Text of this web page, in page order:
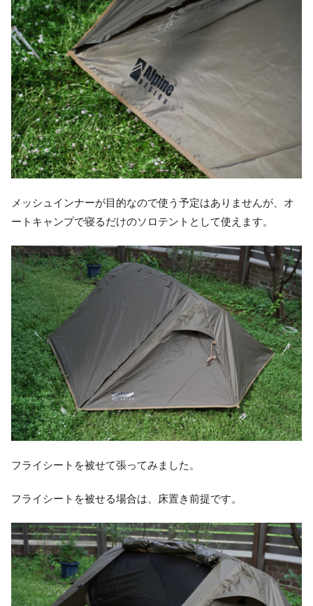
メッシュインナーが目的なので使う予定はありませんが、オ
ートキャンプで寝るだけのソロテントとして使えます。
フライシートを被せて張ってみました。
フライシートを被せる場合は、床置き前提です。